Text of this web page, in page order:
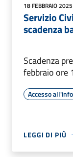
18 FEBBRAIO 2025
Servizio
scadenza
Scadenza
febbraio ore
Accesso
LEGGI DI PIÙ